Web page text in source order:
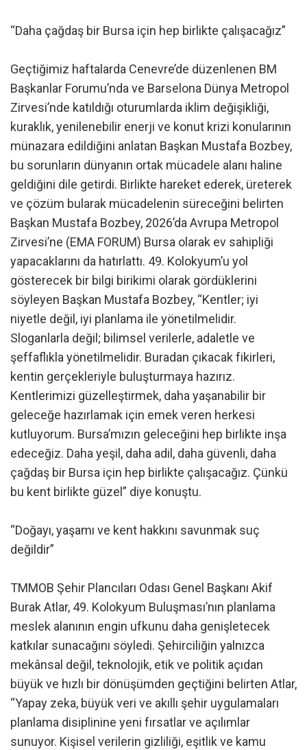
“Daha çağdaş bir Bursa için hep birlikte çalışacağız”
Geçtiğimiz haftalarda Cenevre’de düzenlenen BM
Başkanlar Forumu’nda ve Barselona Dünya Metropol
Zirvesi’nde katıldığı oturumlarda iklim değişikliği,
kuraklık, yenilenebilir enerji ve konut krizi konularının
münazara edildiğini anlatan Başkan Mustafa Bozbey,
bu sorunların dünyanın ortak mücadele alanı haline
geldiğini dile getirdi. Birlikte hareket ederek, üreterek
ve çözüm bularak mücadelenin süreceğini belirten
Başkan Mustafa Bozbey, 2026’da Avrupa Metropol
Zirvesi’ne (EMA FORUM) Bursa olarak ev sahipliği
yapacaklarını da hatırlattı. 49. Kolokyum’u yol
gösterecek bir bilgi birikimi olarak gördüklerini
söyleyen Başkan Mustafa Bozbey, “Kentler; iyi
niyetle değil, iyi planlama ile yönetilmelidir.
Sloganlarla değil; bilimsel verilerle, adaletle ve
şeffaflıkla yönetilmelidir. Buradan çıkacak fikirleri,
kentin gerçekleriyle buluşturmaya hazırız.
Kentlerimizi güzelleştirmek, daha yaşanabilir bir
geleceğe hazırlamak için emek veren herkesi
kutluyorum. Bursa’mızın geleceğini hep birlikte inşa
edeceğiz. Daha yeşil, daha adil, daha güvenli, daha
çağdaş bir Bursa için hep birlikte çalışacağız. Çünkü
bu kent birlikte güzel” diye konuştu.
“Doğayı, yaşamı ve kent hakkını savunmak suç
değildir”
TMMOB Şehir Plancıları Odası Genel Başkanı Akif
Burak Atlar, 49. Kolokyum Buluşması’nın planlama
meslek alanının engin ufkunu daha genişletecek
katkılar sunacağını söyledi. Şehirciliğin yalnızca
mekânsal değil, teknolojik, etik ve politik açıdan
büyük ve hızlı bir dönüşümden geçtiğini belirten Atlar,
“Yapay zeka, büyük veri ve akıllı şehir uygulamaları
planlama disiplinine yeni fırsatlar ve açılımlar
sunuyor. Kişisel verilerin gizliliği, eşitlik ve kamu